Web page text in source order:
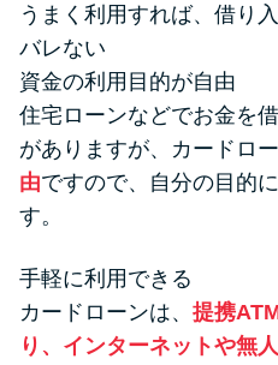
うまく利用すれば、借り
バレない
資金の利用目的が自由
住宅ローンなどでお金を
がありますが、カードロ
由ですので、自分の目的
す。
手軽に利用できる
カードローンは、 提携
り、インターネットや無